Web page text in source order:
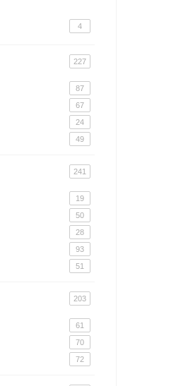
4
227
87
67
24
49
241
19
50
28
93
51
203
61
70
72